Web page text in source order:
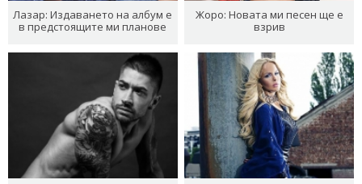
Лазар: Издаването на албум е
в предстоящите ми планове
Жоро: Новата ми песен ще е
взрив